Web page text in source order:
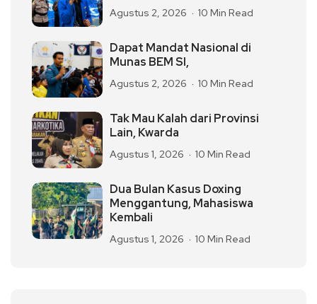
Agustus 2, 2026 10 Min Read
Dapat Mandat Nasional di
Munas BEM SI,
Agustus 2, 2026 10 Min Read
Tak Mau Kalah dari Provinsi
Lain, Kwarda
Agustus 1, 2026 10 Min Read
Dua Bulan Kasus Doxing
Menggantung, Mahasiswa
Kembali
Agustus 1, 2026 10 Min Read